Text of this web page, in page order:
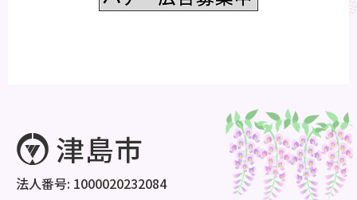
法人番号: 1000020232084